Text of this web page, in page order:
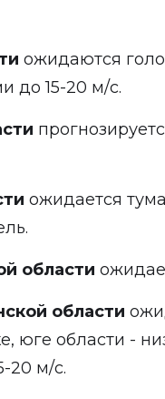
ожидаются
до 15-20 м/с.
ожидается
области
области
юге области -
20 м/с.